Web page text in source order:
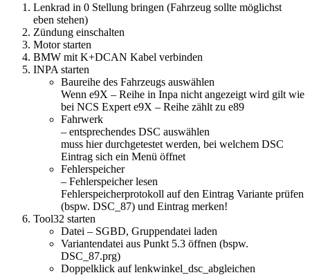
Lenkrad in 0 Stellung bringen (Fahrzeug sollte möglichst
eben stehen)
Zündung einschalten
Motor starten
BMW mit K+DCAN Kabel verbinden
INPA starten
Baureihe des Fahrzeugs auswählen
Wenn e9X – Reihe in Inpa nicht angezeigt wird gilt wie
bei NCS Expert e9X – Reihe zählt zu e89
Fahrwerk
– entsprechendes DSC auswählen
muss hier durchgetestet werden, bei welchem DSC
Eintrag sich ein Menü öffnet
Fehlerspeicher
– Fehlerspeicher lesen
Fehlerspeicherprotokoll auf den Eintrag Variante prüfen
(bspw. DSC_87) und Eintrag merken!
Tool32 starten
Datei – SGBD, Gruppendatei laden
Variantendatei aus Punkt 5.3 öffnen (bspw.
DSC_87.prg)
Doppelklick auf lenkwinkel_dsc_abgleichen